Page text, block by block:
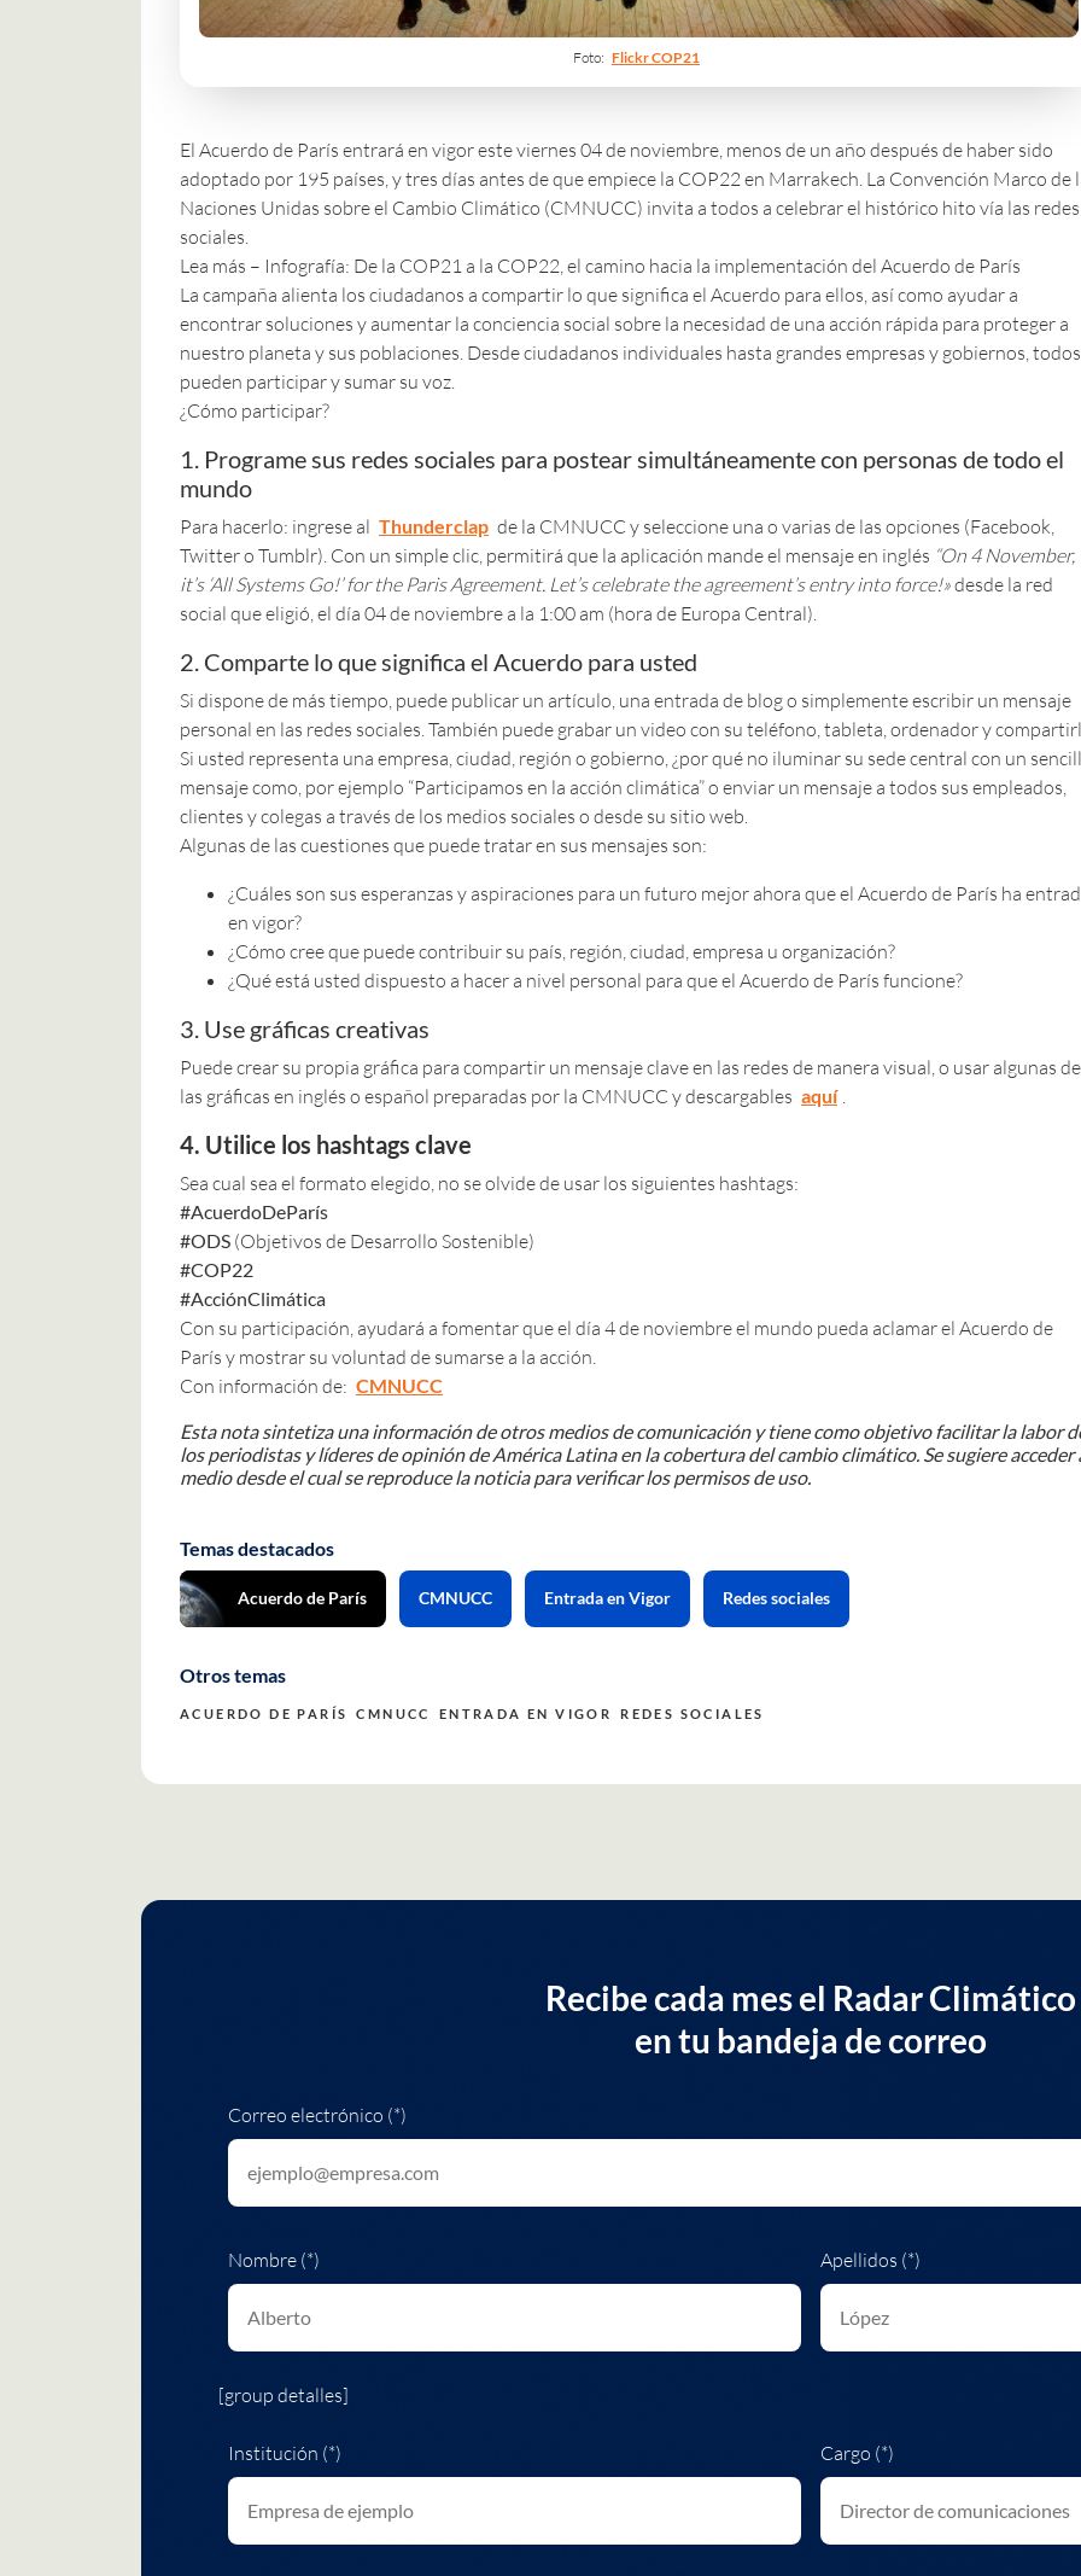
Foto: Flickr COP21
El Acuerdo de París entrará en vigor este viernes 04 de noviembre, menos de un año después de haber sido
adoptado por 195 países, y tres días antes de que empiece la COP22 en Marrakech. La Convención Marco de
Naciones Unidas sobre el Cambio Climático (CMNUCC) invita a todos a celebrar el histórico hito vía las redes
sociales.
Lea más – Infografía: De la COP21 a la COP22, el camino hacia la implementación del Acuerdo de París
La campaña alienta los ciudadanos a compartir lo que significa el Acuerdo para ellos, así como ayudar a
encontrar soluciones y aumentar la conciencia social sobre la necesidad de una acción rápida para proteger a
nuestro planeta y sus poblaciones. Desde ciudadanos individuales hasta grandes empresas y gobiernos, todos
pueden participar y sumar su voz.
¿Cómo participar?
1. Programe sus redes sociales para postear simultáneamente con personas de todo el
mundo
Para hacerlo: ingrese al Thunderclap de la CMNUCC y seleccione una o varias de las opciones (Facebook,
Twitter o Tumblr). Con un simple clic, permitirá que la aplicación mande el mensaje en inglés “On 4 November,
it’s ‘All Systems Go!’ for the Paris Agreement. Let’s celebrate the agreement’s entry into force!»desde la red
social que eligió, el día 04 de noviembre a la 1:00 am (hora de Europa Central).
2. Comparte lo que significa el Acuerdo para usted
Si dispone de más tiempo, puede publicar un artículo, una entrada de blog o simplemente escribir un mensaje
personal en las redes sociales. También puede grabar un video con su teléfono, tableta, ordenador y
Si usted representa una empresa, ciudad, región o gobierno, ¿por qué no iluminar su sede central con un
mensaje como, por ejemplo “Participamos en la acción climática” o enviar un mensaje a todos sus empleados,
clientes y colegas a través de los medios sociales o desde su sitio web.
Algunas de las cuestiones que puede tratar en sus mensajes son:
¿Cuáles son sus esperanzas y aspiraciones para un futuro mejor ahora que el Acuerdo de París ha
en vigor?
¿Cómo cree que puede contribuir su país, región, ciudad, empresa u organización?
¿Qué está usted dispuesto a hacer a nivel personal para que el Acuerdo de París funcione?
3. Use gráficas creativas
Puede crear su propia gráfica para compartir un mensaje clave en las redes de manera visual, o usar algunas de
las gráficas en inglés o español preparadas por la CMNUCC y descargables aquí
4. Utilice los hashtags clave
Sea cual sea el formato elegido, no se olvide de usar los siguientes hashtags:
#AcuerdoDeParís
#ODS (Objetivos de Desarrollo Sostenible)
#COP22
#AcciónClimática
Con su participación, ayudará a fomentar que el día 4 de noviembre el mundo pueda aclamar el Acuerdo de
París y mostrar su voluntad de sumarse a la acción.
Con información de: CMNUCC
Esta nota sintetiza una información de otros medios de comunicación y tiene como objetivo facilitar la labor
los periodistas y líderes de opinión de América Latina en la cobertura del cambio climático. Se sugiere acceder
medio desde el cual se reproduce la noticia para verificar los permisos de uso.
Temas destacados
Acuerdo de París CMNUCC Entrada en Vigor Redes sociales
Otros temas
ACUERDO DE PARÍS CMNUCC ENTRADA EN VIGOR REDES SOCIALES
Recibe cada mes el Radar Climático
en tu bandeja de correo
Correo electrónico (*)
Nombre (*) Apellidos (*)
[group detalles]
Institución (*) Cargo (*)